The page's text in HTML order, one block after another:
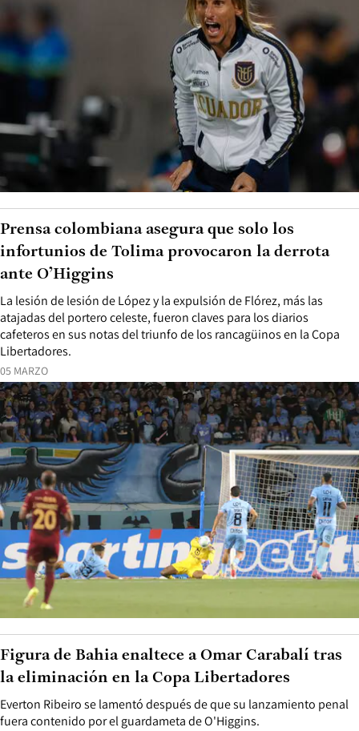
05 MARZO
La lesión de lesión de López y la expulsión de Flórez, más las
atajadas del portero celeste, fueron claves para los diarios
cafeteros en sus notas del triunfo de los rancagüinos en la Copa
Libertadores.
Prensa colombiana asegura que solo los
infortunios de Tolima provocaron la derrota
ante O’Higgins
Everton Ribeiro se lamentó después de que su lanzamiento penal
fuera contenido por el guardameta de O'Higgins.
Figura de Bahia enaltece a Omar Carabalí tras
la eliminación en la Copa Libertadores